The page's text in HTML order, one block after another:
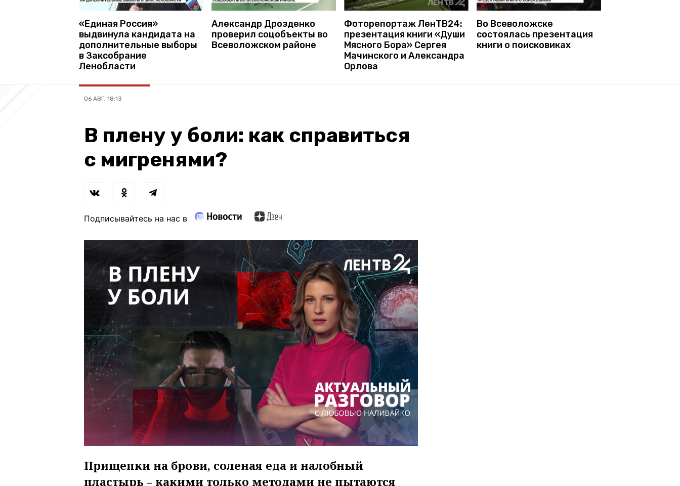
«Единая Россия»
выдвинула кандидата на
дополнительные выборы
в Заксобрание
Ленобласти
Александр Дрозденко
проверил соцобъекты во
Всеволожском районе
Фоторепортаж ЛенТВ24:
презентация книги «Души
Мясного Бора» Сергея
Мачинского и Александра
Орлова
Во Всеволожске
состоялась презентация
книги о поисковиках
06 АВГ, 18:13
В плену у боли: как справиться
с мигренями?
Подписывайтесь на нас в
Прищепки на брови, соленая еда и налобный
пластырь – какими только методами не пытаются